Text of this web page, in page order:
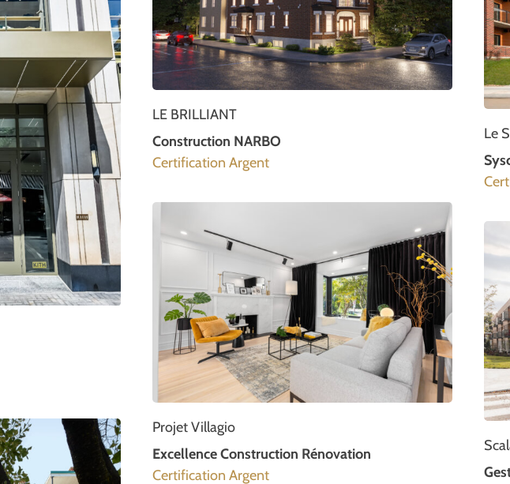
LE BRILLIANT
Construction NARBO
Certification Argent
Projet Villagio
Excellence Construction Rénovation
Certification Argent
Le